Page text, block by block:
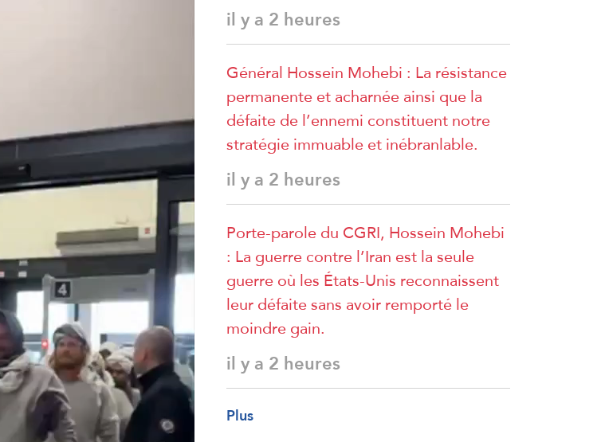
il y a 2 heures
Général Hossein Mohebi : La résistance
permanente et acharnée ainsi que la
défaite de l’ennemi constituent notre
stratégie immuable et inébranlable.
il y a 2 heures
Porte-parole du CGRI, Hossein Mohebi
: La guerre contre l’Iran est la seule
guerre où les États-Unis reconnaissent
leur défaite sans avoir remporté le
moindre gain.
il y a 2 heures
Plus